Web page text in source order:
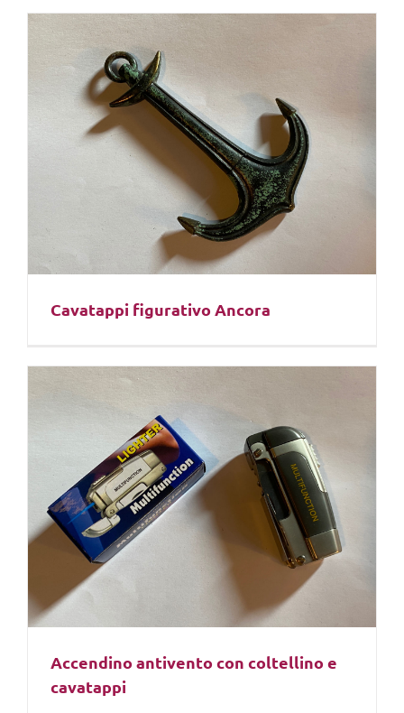
Cavatappi figurativo Ancora
Accendino antivento con coltellino e
cavatappi